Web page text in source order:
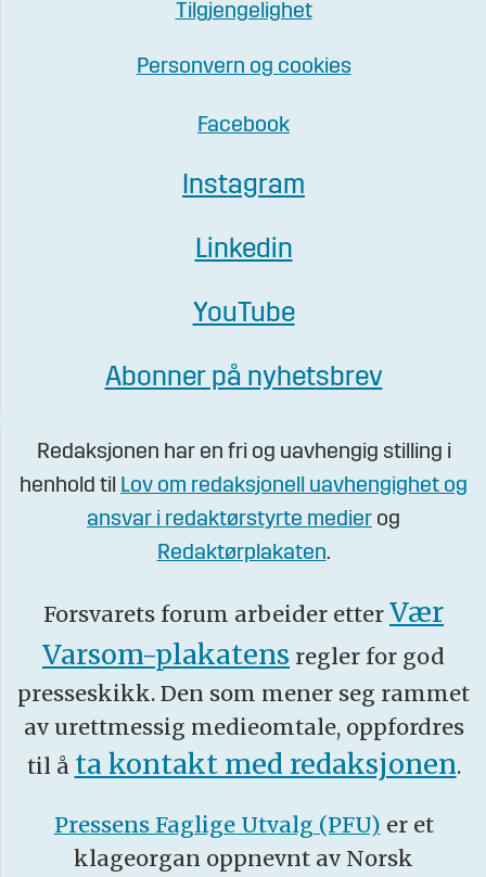
Tilgjengelighet
Personvern og cookies
Facebook
Instagram
Linkedin
YouTube
Abonner på nyhetsbrev
Redaksjonen har en fri og uavhengig stilling i
henhold til Lov om redaksjonell uavhengighet og
ansvar i redaktørstyrte medier og
Redaktørplakaten.
Forsvarets forum arbeider etter Vær
Varsom-plakatens regler for god
presseskikk. Den som mener seg rammet
av urettmessig medieomtale, oppfordres
til å ta kontakt med redaksjonen.
Pressens Faglige Utvalg (PFU) er et
klageorgan oppnevnt av Norsk